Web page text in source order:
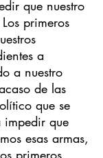
que nuestro
primeros
a
a nuestro
de las
que se
que
esas armas,
primeros